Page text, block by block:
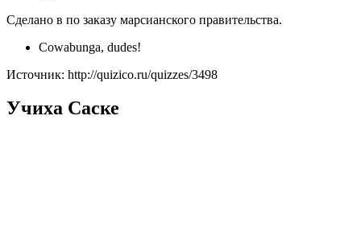
Сделано в по заказу марсианского правительства.
Cowabunga, dudes!
Источник: http://quizico.ru/quizzes/3498
Учиха Саске